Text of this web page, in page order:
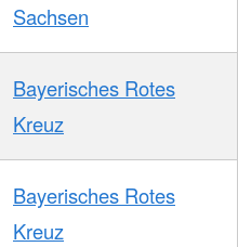
Sachsen
Bayerisches Rotes
Kreuz
Bayerisches Rotes
Kreuz